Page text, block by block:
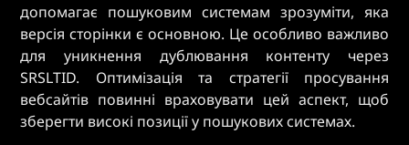
допомагає пошуковим системам зрозуміти, яка
версія сторінки є основною. Це особливо важливо
для уникнення дублювання контенту через
SRSLTID. Оптимізація та стратегії просування
вебсайтів повинні враховувати цей аспект, щоб
зберегти високі позиції у пошукових системах.